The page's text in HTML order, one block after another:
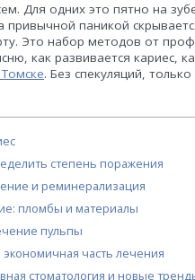
Для одних это пятно на
привычной паникой
Это набор методов от
как развивается кариес,
. Без спекуляций,
степень поражения
и реминерализация
пломбы и материалы
пульпы
экономичная часть лечения
стоматология и новые